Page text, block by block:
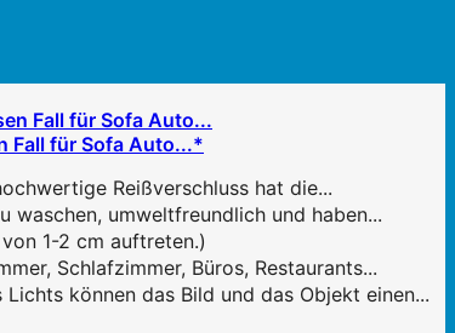
Fall für Sofa Auto...*
Reißverschluss hat die...
waschen, umweltfreundlich und haben...
1-2 cm auftreten.)
Schlafzimmer, Büros, Restaurants...
können das Bild und das Objekt einen...